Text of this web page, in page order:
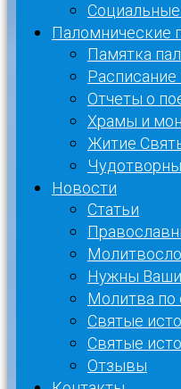
Паломнические
Памятка
Расписание
Отчеты о
Храмы и
Житие
Новости
Статьи
Нужны Ваши
Молитва по
Святые
Святые
Отзывы